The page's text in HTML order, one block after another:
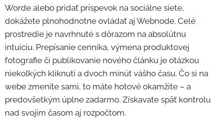
Worde alebo pridať príspevok na sociálne siete,
dokážete plnohodnotne ovládať aj Webnode. Celé
prostredie je navrhnuté s dôrazom na absolútnu
intuíciu. Prepísanie cenníka, výmena produktovej
fotografie či publikovanie nového článku je otázkou
niekoľkých kliknutí a dvoch minút vášho času. Čo si na
webe zmeníte sami, to máte hotové okamžite – a
predovšetkým úplne zadarmo. Získavate späť kontrolu
nad svojím časom aj rozpočtom.